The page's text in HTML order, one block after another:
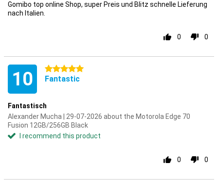
Gomibo top online Shop, super Preis und Blitz schnelle Lieferung
nach Italien.
0 0
10 5 stars
Fantastic
Fantastisch
Alexander Mucha | 29-07-2026 about the Motorola Edge 70
Fusion 12GB/256GB Black
I recommend this product
0 0